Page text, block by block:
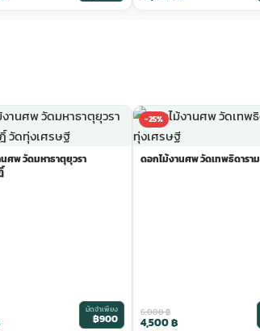
ศพ วัดมหาธาตุยุวรา
มัดจำเพียง
฿900
-25%
ดอกไม้งานศพ วัดเทพธิดาราม
6,000฿
4,500฿